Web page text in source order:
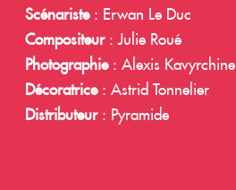
Scénariste: Erwan Le Duc
Compositeur: Julie Roué
Photographie: Alexis Kavyrchine
Décoratrice: Astrid Tonnelier
Distributeur: Pyramide